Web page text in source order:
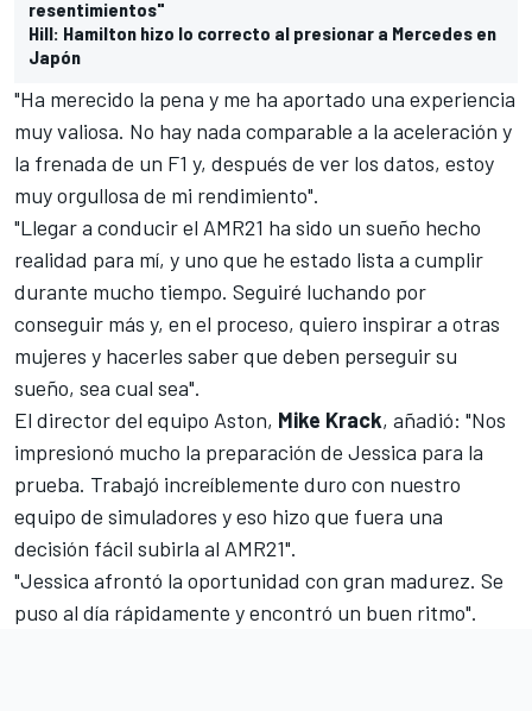
resentimientos"
Hill: Hamilton hizo lo correcto al presionar a Mercedes en
Japón
"Ha merecido la pena y me ha aportado una experiencia
muy valiosa. No hay nada comparable a la aceleración y
la frenada de un F1 y, después de ver los datos, estoy
muy orgullosa de mi rendimiento".
"Llegar a conducir el AMR21 ha sido un sueño hecho
realidad para mí, y uno que he estado lista a cumplir
durante mucho tiempo. Seguiré luchando por
conseguir más y, en el proceso, quiero inspirar a otras
mujeres y hacerles saber que deben perseguir su
sueño, sea cual sea".
El director del equipo Aston, Mike Krack, añadió: "Nos
impresionó mucho la preparación de Jessica para la
prueba. Trabajó increíblemente duro con nuestro
equipo de simuladores y eso hizo que fuera una
decisión fácil subirla al AMR21".
"Jessica afrontó la oportunidad con gran madurez. Se
puso al día rápidamente y encontró un buen ritmo".